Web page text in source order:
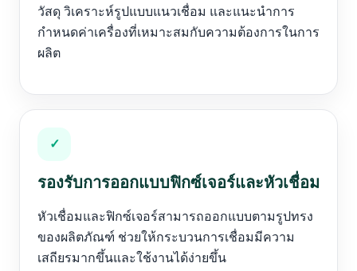
วัสดุ วิเคราะห์รูปแบบแนวเชื่อม และแนะนำการ
กำหนดค่าเครื่องที่เหมาะสมกับความต้องการในการ
ผลิต
✓
รองรับการออกแบบฟิกซ์เจอร์และหัวเชื่อม
หัวเชื่อมและฟิกซ์เจอร์สามารถออกแบบตามรูปทรง
ของผลิตภัณฑ์ ช่วยให้กระบวนการเชื่อมมีความ
เสถียรมากขึ้นและใช้งานได้ง่ายขึ้น